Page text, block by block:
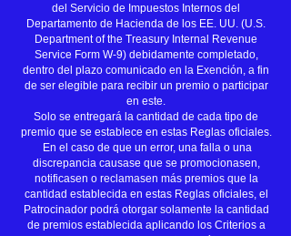
del Servicio de Impuestos Internos del
Departamento de Hacienda de los EE. UU. (U.S.
Department of the Treasury Internal Revenue
Service Form W-9) debidamente completado,
dentro del plazo comunicado en la Exención, a fin
de ser elegible para recibir un premio o participar
en este.
Solo se entregará la cantidad de cada tipo de
premio que se establece en estas Reglas oficiales.
En el caso de que un error, una falla o una
discrepancia causase que se promocionasen,
notificasen o reclamasen más premios que la
cantidad establecida en estas Reglas oficiales, el
Patrocinador podrá otorgar solamente la cantidad
de premios establecida aplicando los Criterios a